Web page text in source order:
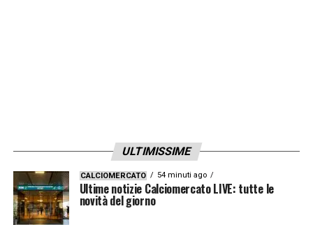
ULTIMISSIME
CALCIOMERCATO 54 minuti ago
Ultime notizie Calciomercato LIVE: tutte le
novità del giorno